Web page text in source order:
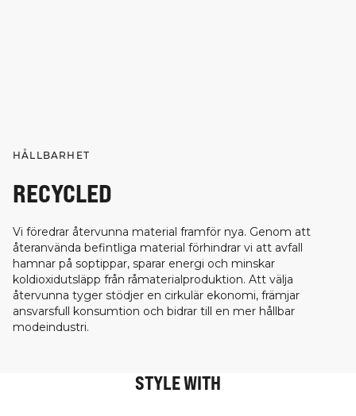
HÅLLBARHET
RECYCLED
Vi föredrar återvunna material framför nya. Genom att
återanvända befintliga material förhindrar vi att avfall
hamnar på soptippar, sparar energi och minskar
koldioxidutsläpp från råmaterialproduktion. Att välja
återvunna tyger stödjer en cirkulär ekonomi, främjar
ansvarsfull konsumtion och bidrar till en mer hållbar
modeindustri.
STYLE WITH